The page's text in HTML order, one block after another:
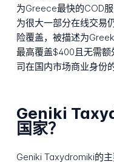
为Greece最快的COD
为很大一部分在线交易
险覆盖，被描述为
最高覆盖$400且无需额
司在国内市场商业身份
Geniki
国家？
Geniki Taxydromiki的